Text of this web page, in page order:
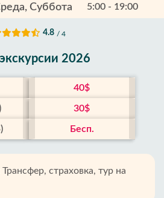
Суббота 5:00 - 19:00
4.8 / 4
2026
40$
30$
Бесп.
Трансфер, страховка, тур на